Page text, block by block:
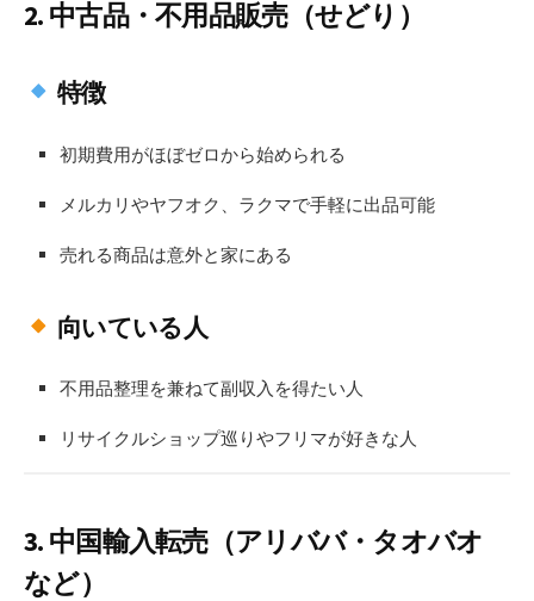
2. 中古品・不用品販売（せどり）
特徴
初期費用がほぼゼロから始められる
メルカリやヤフオク、ラクマで手軽に出品可能
売れる商品は意外と家にある
向いている人
不用品整理を兼ねて副収入を得たい人
リサイクルショップ巡りやフリマが好きな人
3. 中国輸入転売（アリババ・タオバオ
など）